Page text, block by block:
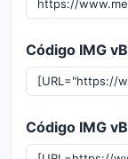
Código IMG
Código IMG